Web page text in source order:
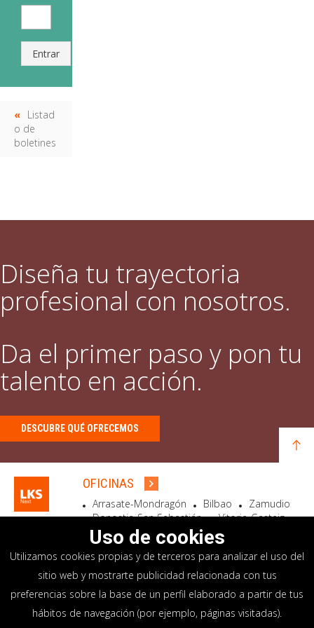
Entrar
Listad
o de
boletines
Diseña tu trayectoria
profesional con nosotros.
Da el primer paso y pon tu
talento en acción.
DESCUBRE QUÉ OFRECEMOS
OFICINAS
Arrasate-Mondragón Bilbao
Zamudio
Donostia-San Sebastián
Vitoria-Gasteiz
Madrid
El Astillero Bidart
SEDE SOCIAL
Goiru, 7 Arrasate-Mondragón
CP 20500 GIPUZKOA – SPAIN
Uso de cookies
Utilizamos cookies propias y de terceros para analizar el uso del
sitio web y mostrarte publicidad relacionada con tus
preferencias sobre la base de un perfil elaborado a partir de tus
hábitos de navegación (por ejemplo, páginas visitadas).